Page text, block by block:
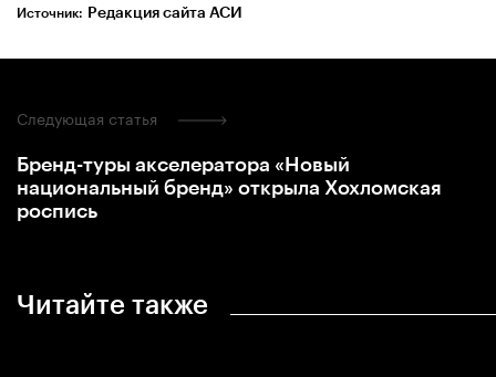
Источник: Редакция сайта АСИ
Читайте также
Следующая статья
Бренд-туры акселератора «Новый
национальный бренд» открыла Хохломская
роспись